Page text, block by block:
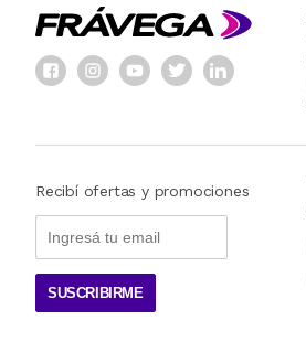
Recibí ofertas y promociones
SUSCRIBIRME